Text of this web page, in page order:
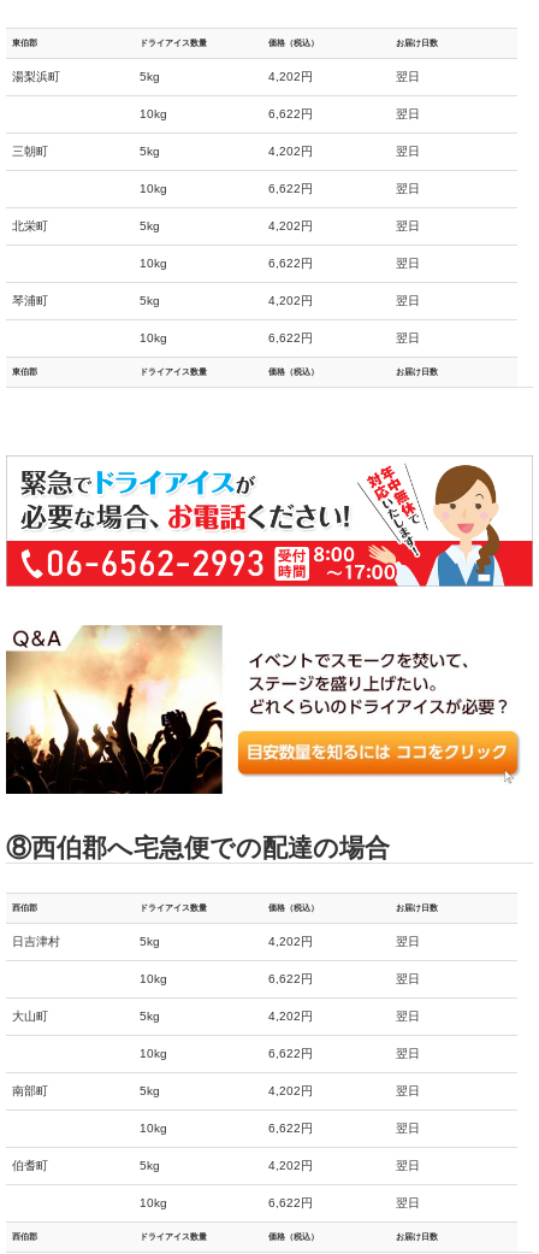
東伯郡 ドライアイス数量 価格（税込） お届け日数
湯梨浜町 5kg 4,202円 翌日
10kg 6,622円 翌日
三朝町 5kg 4,202円 翌日
10kg 6,622円 翌日
北栄町 5kg 4,202円 翌日
10kg 6,622円 翌日
琴浦町 5kg 4,202円 翌日
10kg 6,622円 翌日
東伯郡 ドライアイス数量 価格（税込） お届け日数
⑧西伯郡へ宅急便での配達の場合
西伯郡 ドライアイス数量 価格（税込） お届け日数
日吉津村 5kg 4,202円 翌日
10kg 6,622円 翌日
大山町 5kg 4,202円 翌日
10kg 6,622円 翌日
南部町 5kg 4,202円 翌日
10kg 6,622円 翌日
伯耆町 5kg 4,202円 翌日
10kg 6,622円 翌日
西伯郡 ドライアイス数量 価格（税込） お届け日数